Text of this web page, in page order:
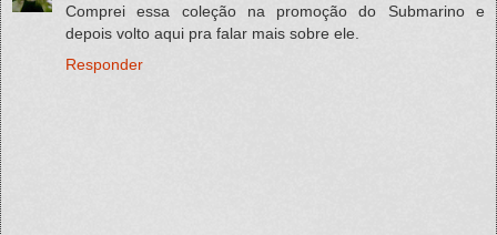
Comprei essa coleção na promoção do Submarino e
depois volto aqui pra falar mais sobre ele.
Responder